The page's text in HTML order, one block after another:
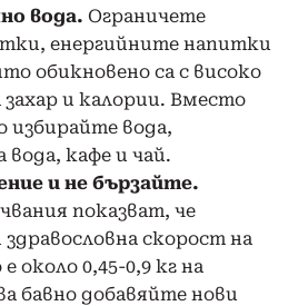
вода. Ограничете
енергийните напитки
обикновено са с високо
и калории. Вместо
избирайте вода,
кафе и чай.
и не бързайте.
показват, че
скорост на
около 0,45-0,9 кг на
бавно добавяйте нови